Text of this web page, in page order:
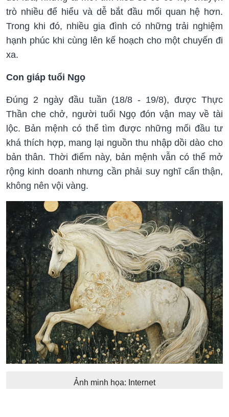
trò nhiều để hiểu và dễ bắt đầu mối quan hệ hơn.
Trong khi đó, nhiều gia đình có những trải nghiệm
hạnh phúc khi cùng lên kế hoạch cho một chuyến đi
xa.
Con giáp tuổi Ngọ
Đúng 2 ngày đầu tuần (18/8 - 19/8), được Thực
Thần che chở, người tuổi Ngọ đón vận may về tài
lộc. Bản mệnh có thể tìm được những mối đầu tư
khá thích hợp, mang lại nguồn thu nhập dồi dào cho
bản thân. Thời điểm này, bản mệnh vẫn có thể mở
rộng kinh doanh nhưng cần phải suy nghĩ cẩn thận,
không nên vội vàng.
Ảnh minh họa: Internet